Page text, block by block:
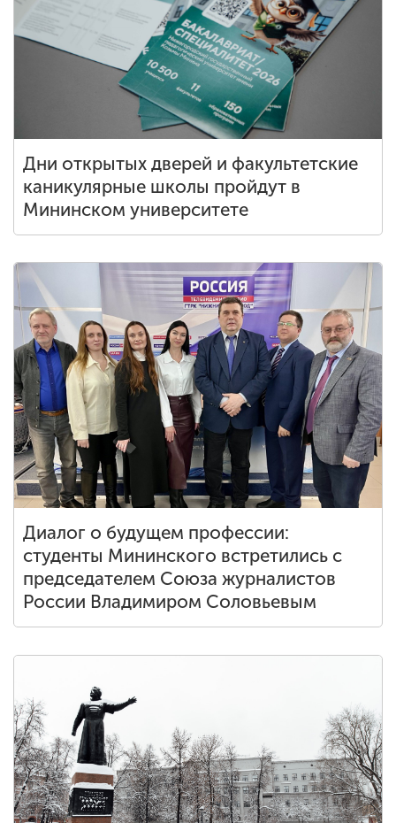
Дни открытых дверей и факультетские
каникулярные школы пройдут в
Мининском университете
Диалог о будущем профессии:
студенты Мининского встретились с
председателем Союза журналистов
России Владимиром Соловьевым